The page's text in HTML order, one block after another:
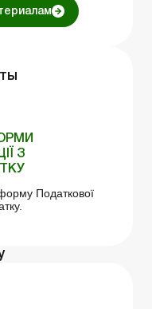
З
Податкової